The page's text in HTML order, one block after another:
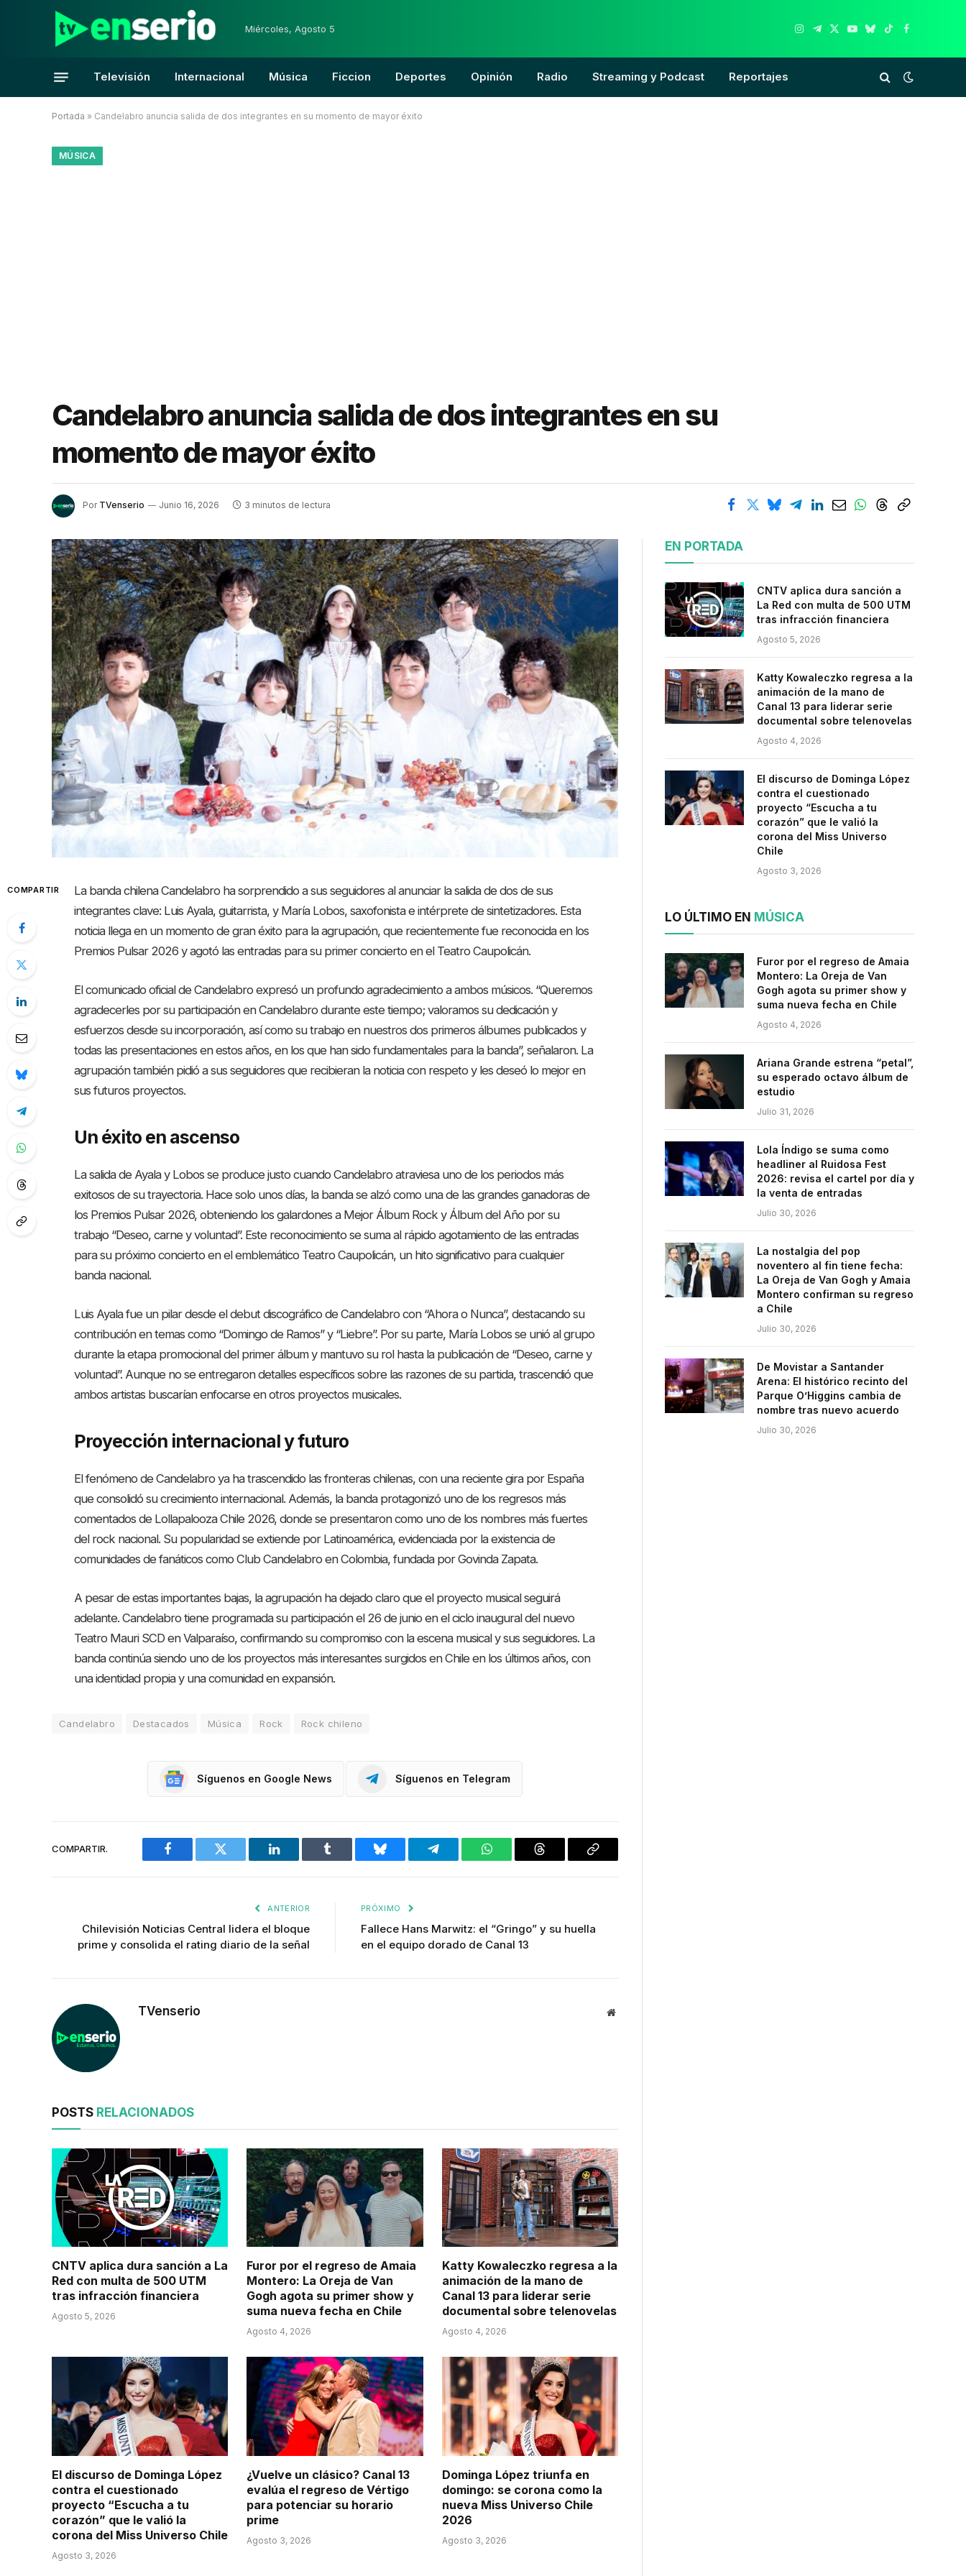
Miércoles, Agosto 5
Instagram
Telegram
X
YouTube
Bluesky
TikTokFacebook
Televisión Internacional Música Ficcion Deportes Opinión Radio Streaming y Podcast Reportajes
Portada » Candelabro anuncia salida de dos integrantes en su momento de mayor éxito
MÚSICA
Candelabro anuncia salida de dos integrantes en su
momento de mayor éxito
Por TVenserio Junio 16, 2026 3 minutos de lectura
COMPARTIR
La banda chilena Candelabro ha sorprendido a sus seguidores al anunciar la salida de dos de sus
integrantes clave: Luis Ayala, guitarrista, y María Lobos, saxofonista e intérprete de sintetizadores. Esta
noticia llega en un momento de gran éxito para la agrupación, que recientemente fue reconocida en los
Premios Pulsar 2026 y agotó las entradas para su primer concierto en el Teatro Caupolicán.
El comunicado oficial de Candelabro expresó un profundo agradecimiento a ambos músicos. “Queremos
agradecerles por su participación en Candelabro durante este tiempo; valoramos su dedicación y
esfuerzos desde su incorporación, así como su trabajo en nuestros dos primeros álbumes publicados y
todas las presentaciones en estos años, en los que han sido fundamentales para la banda”, señalaron. La
agrupación también pidió a sus seguidores que recibieran la noticia con respeto y les deseó lo mejor en
sus futuros proyectos.
Un éxito en ascenso
La salida de Ayala y Lobos se produce justo cuando Candelabro atraviesa uno de los periodos más
exitosos de su trayectoria. Hace solo unos días, la banda se alzó como una de las grandes ganadoras de
los Premios Pulsar 2026, obteniendo los galardones a Mejor Álbum Rock y Álbum del Año por su
trabajo “Deseo, carne y voluntad”. Este reconocimiento se suma al rápido agotamiento de las entradas
para su próximo concierto en el emblemático Teatro Caupolicán, un hito significativo para cualquier
banda nacional.
Luis Ayala fue un pilar desde el debut discográfico de Candelabro con “Ahora o Nunca”, destacando su
contribución en temas como “Domingo de Ramos” y “Liebre”. Por su parte, María Lobos se unió al grupo
durante la etapa promocional del primer álbum y mantuvo su rol hasta la publicación de “Deseo, carne y
voluntad”. Aunque no se entregaron detalles específicos sobre las razones de su partida, trascendió que
ambos artistas buscarían enfocarse en otros proyectos musicales.
Proyección internacional y futuro
El fenómeno de Candelabro ya ha trascendido las fronteras chilenas, con una reciente gira por España
que consolidó su crecimiento internacional. Además, la banda protagonizó uno de los regresos más
comentados de Lollapalooza Chile 2026, donde se presentaron como uno de los nombres más fuertes
del rock nacional. Su popularidad se extiende por Latinoamérica, evidenciada por la existencia de
comunidades de fanáticos como Club Candelabro en Colombia, fundada por Govinda Zapata.
A pesar de estas importantes bajas, la agrupación ha dejado claro que el proyecto musical seguirá
adelante. Candelabro tiene programada su participación el 26 de junio en el ciclo inaugural del nuevo
Teatro Mauri SCD en Valparaíso, confirmando su compromiso con la escena musical y sus seguidores. La
banda continúa siendo uno de los proyectos más interesantes surgidos en Chile en los últimos años, con
una identidad propia y una comunidad en expansión.
Candelabro Destacados Música Rock Rock chileno
Síguenos en Google News Síguenos en Telegram
COMPARTIR.
Facebook Twitter LinkedIn Tumblr Bluesky Telegram WhatsAppThreads
Copiar
ANTERIOR
Chilevisión Noticias Central lidera el bloque
prime y consolida el rating diario de la señal
PRÓXIMO
Fallece Hans Marwitz: el “Gringo” y su huella
en el equipo dorado de Canal 13
TVenserio Website
POSTS RELACIONADOS
CNTV aplica dura sanción a La
Red con multa de 500 UTM
tras infracción financiera
Agosto 5, 2026
Furor por el regreso de Amaia
Montero: La Oreja de Van
Gogh agota su primer show y
suma nueva fecha en Chile
Agosto 4, 2026
Katty Kowaleczko regresa a la
animación de la mano de
Canal 13 para liderar serie
documental sobre telenovelas
Agosto 4, 2026
El discurso de Dominga López
contra el cuestionado
proyecto “Escucha a tu
corazón” que le valió la
corona del Miss Universo Chile
Agosto 3, 2026
¿Vuelve un clásico? Canal 13
evalúa el regreso de Vértigo
para potenciar su horario
prime
Agosto 3, 2026
Dominga López triunfa en
domingo: se corona como la
nueva Miss Universo Chile
2026
Agosto 3, 2026
EN PORTADA
CNTV aplica dura sanción a
La Red con multa de 500 UTM
tras infracción financiera
Agosto 5, 2026
Katty Kowaleczko regresa a la
animación de la mano de
Canal 13 para liderar serie
documental sobre telenovelas
Agosto 4, 2026
El discurso de Dominga López
contra el cuestionado
proyecto “Escucha a tu
corazón” que le valió la
corona del Miss Universo
Chile
Agosto 3, 2026
LO ÚLTIMO EN MÚSICA
Furor por el regreso de Amaia
Montero: La Oreja de Van
Gogh agota su primer show y
suma nueva fecha en Chile
Agosto 4, 2026
Ariana Grande estrena “petal”,
su esperado octavo álbum de
estudio
Julio 31, 2026
Lola Índigo se suma como
headliner al Ruidosa Fest
2026: revisa el cartel por día y
la venta de entradas
Julio 30, 2026
La nostalgia del pop
noventero al fin tiene fecha:
La Oreja de Van Gogh y Amaia
Montero confirman su regreso
a Chile
Julio 30, 2026
De Movistar a Santander
Arena: El histórico recinto del
Parque O’Higgins cambia de
nombre tras nuevo acuerdo
Julio 30, 2026